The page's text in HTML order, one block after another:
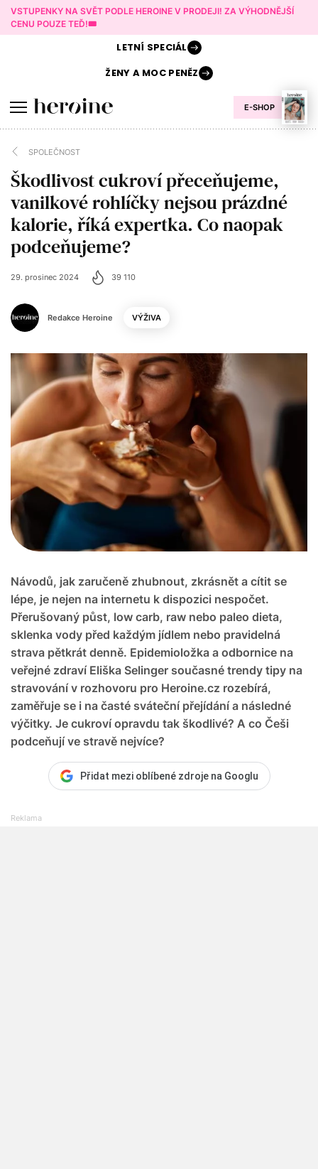
VSTUPENKY NA SVĚT PODLE HEROINE V PRODEJI! ZA VÝHODNĚJŠÍ
CENU POUZE TEĎ!🎟️
E-SHOP
LETNÍ SPECIÁL
ŽENY AMOC PENĚZ
SPOLEČNOST
Škodlivost cukroví přeceňujeme,
vanilkové rohlíčky nejsou prázdné
kalorie, říká expertka. Co naopak
podceňujeme?
Redakce Heroine
29. prosinec 2024 39 110
VÝŽIVA
Návodů, jak zaručeně zhubnout, zkrásnět a cítit se
lépe, je nejen na internetu k dispozici nespočet.
Přerušovaný půst, low carb, raw nebo paleo dieta,
sklenka vody před každým jídlem nebo pravidelná
strava pětkrát denně. Epidemioložka a odbornice na
veřejné zdraví Eliška Selinger současné trendy tipy na
stravování v rozhovoru pro Heroine.cz rozebírá,
zaměřuje se i na časté sváteční přejídání a následné
výčitky. Je cukroví opravdu tak škodlivé? A co Češi
podceňují ve stravě nejvíce?
Přidat mezi oblíbené zdroje na Googlu